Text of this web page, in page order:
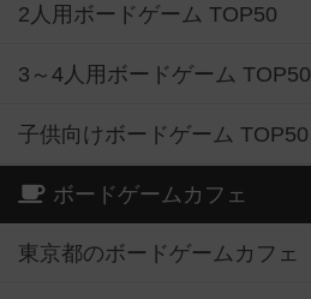
2人用ボードゲーム TOP50
3～4人用ボードゲーム TOP50
子供向けボードゲーム TOP50
ボードゲームカフェ
東京都のボードゲームカフェ